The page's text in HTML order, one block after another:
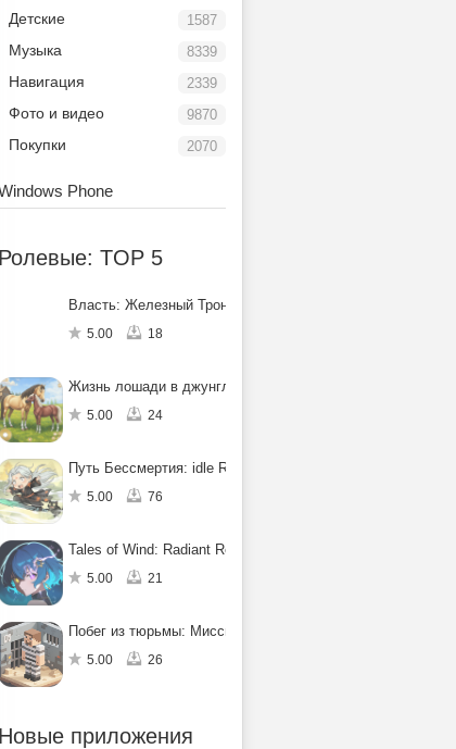
1587
Детские
8339
Музыка
2339
Навигация
9870
Фото и видео
2070
Покупки
Phone
Ролевые: TOP 5
Власть: Железный Трон
5.00 18
Жизнь лошади в джунглях: квест
5.00 24
Путь Бессмертия: idle RPG
5.00 76
Tales of Wind: Radiant Rebirth
5.00 21
Побег из тюрьмы: Миссия по спасению
5.00 26
Новые приложения